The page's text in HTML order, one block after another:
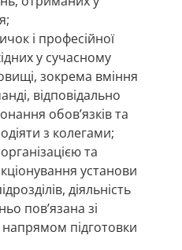
і професійної
у сучасному
зокрема вміння
відповідально
обов’язків та
з колегами;
та
установи
діяльність
пов’язана зі
напрямом підготовки